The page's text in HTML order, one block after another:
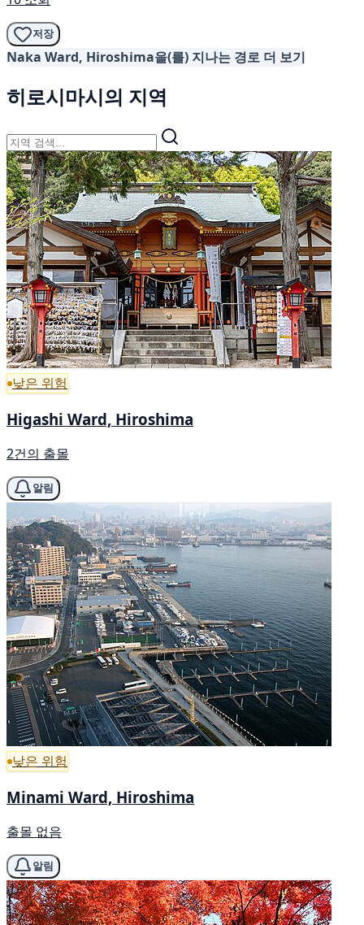
저장
Naka Ward, Hiroshima을(를) 지나는 경로 더 보기
히로시마시의 지역
낮은 위험
Higashi Ward, Hiroshima
2건의 출몰
알림
낮은 위험
Minami Ward, Hiroshima
출몰 없음
알림